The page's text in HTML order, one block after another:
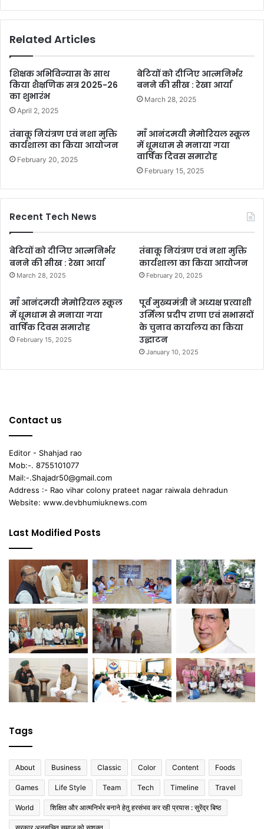
Related Articles
शिक्षक अभिविन्यास के साथ
किया शैक्षणिक सत्र 2025-26
का शुभारंभ
April 2, 2025
बेटियों को दीजिए आत्मनिर्भर
बनने की सीख : रेखा आर्या
March 28, 2025
तंबाकू नियंत्रण एवं नशा मुक्ति
कार्यशाला का किया आयोजन
February 20, 2025
माँ आनंदमयी मेमोरियल स्कूल
में धूमधाम से मनाया गया
वार्षिक दिवस समारोह
February 15, 2025
Recent Tech News
बेटियों को दीजिए आत्मनिर्भर
बनने की सीख : रेखा आर्या
March 28, 2025
तंबाकू नियंत्रण एवं नशा मुक्ति
कार्यशाला का किया आयोजन
February 20, 2025
माँ आनंदमयी मेमोरियल स्कूल
में धूमधाम से मनाया गया
वार्षिक दिवस समारोह
February 15, 2025
पूर्व मुख्यमंत्री ने अध्यक्ष प्रत्याशी
उर्मिला प्रदीप राणा एवं सभासदों
के चुनाव कार्यालय का किया
उद्घाटन
January 10, 2025
Contact us
Editor - Shahjad rao
Mob:-. 8755101077
Mail:-.Shajadr50@gmail.com
Address :- Rao vihar colony prateet nagar raiwala dehradun
Website: www.devbhumiuknews.com
Last Modified Posts
Tags
About Business Classic Color Content Foods
Games Life Style Team Tech Timeline Travel
World शिक्षित और आत्मनिर्भर बनाने हेतु हरसंभव कर रही प्रयास : सुरेंद्र बिष्ठ